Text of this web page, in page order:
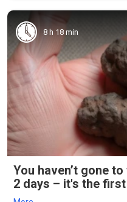
8 h 18 min
You haven’t gone
2 days – it's the